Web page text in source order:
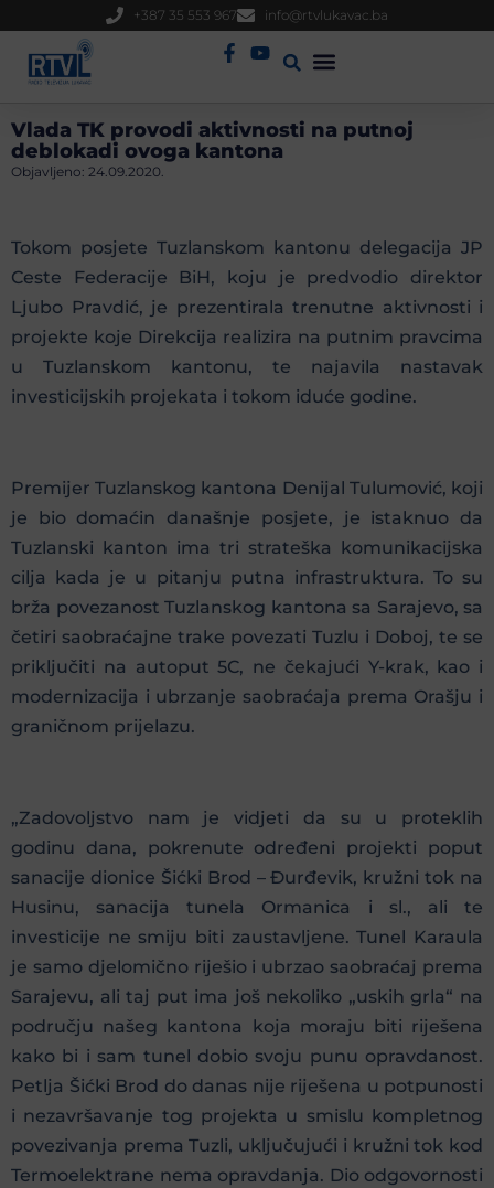
+387 35 553 967 info@rtvlukavac.ba
Vlada TK provodi aktivnosti na putnoj
deblokadi ovoga kantona
Objavljeno: 24.09.2020.
Tokom posjete Tuzlanskom kantonu delegacija JP
Ceste Federacije BiH, koju je predvodio direktor
Ljubo Pravdić, je prezentirala trenutne aktivnosti i
projekte koje Direkcija realizira na putnim pravcima
u Tuzlanskom kantonu, te najavila nastavak
investicijskih projekata i tokom iduće godine.
Premijer Tuzlanskog kantona Denijal Tulumović, koji
je bio domaćin današnje posjete, je istaknuo da
Tuzlanski kanton ima tri strateška komunikacijska
cilja kada je u pitanju putna infrastruktura. To su
brža povezanost Tuzlanskog kantona sa Sarajevo, sa
četiri saobraćajne trake povezati Tuzlu i Doboj, te se
priključiti na autoput 5C, ne čekajući Y-krak, kao i
modernizacija i ubrzanje saobraćaja prema Orašju i
graničnom prijelazu.
„Zadovoljstvo nam je vidjeti da su u proteklih
godinu dana, pokrenute određeni projekti poput
sanacije dionice Šićki Brod – Đurđevik, kružni tok na
Husinu, sanacija tunela Ormanica i sl., ali te
investicije ne smiju biti zaustavljene. Tunel Karaula
je samo djelomično riješio i ubrzao saobraćaj prema
Sarajevu, ali taj put ima još nekoliko „uskih grla“ na
području našeg kantona koja moraju biti riješena
kako bi i sam tunel dobio svoju punu opravdanost.
Petlja Šićki Brod do danas nije riješena u potpunosti
i nezavršavanje tog projekta u smislu kompletnog
povezivanja prema Tuzli, uključujući i kružni tok kod
Termoelektrane nema opravdanja. Dio odgovornosti